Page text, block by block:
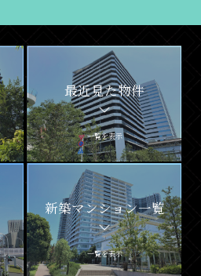
最近見た物件
一覧を表示
新築マンション一覧
一覧を表示